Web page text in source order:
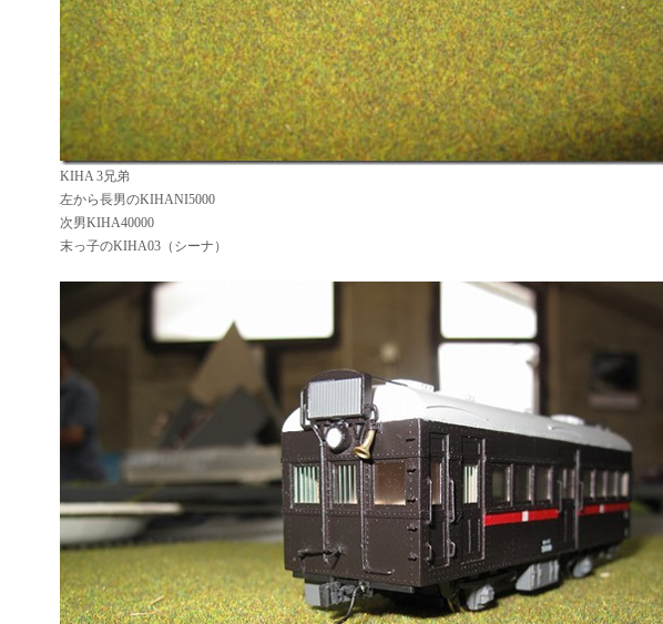
KIHA 3兄弟
左から長男のKIHANI5000
次男KIHA40000
末っ子のKIHA03（シーナ）